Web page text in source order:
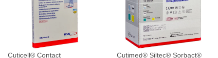
Cuticell® Contact
Cutimed® Siltec® Sorbact®